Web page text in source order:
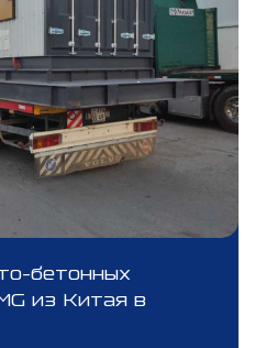
бетонных
из Китая в